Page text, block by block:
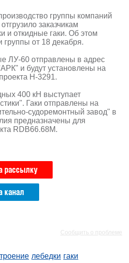
группы компаний
заказчикам
и откидные гаки. Об этом
группы от 18 декабря.
ЛУ-60 отправлены в адрес
и будут установлены на
H-3291.
400 кН выступает
Гаки отправлены на
судоремонтный завод" в
предназначены для
RDB66.68М.
рассылку
канал
Сообщить о проблеме
лебедки гаки